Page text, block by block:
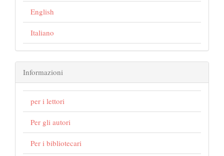
English
Italiano
Informazioni
per i lettori
Per gli autori
Per i bibliotecari